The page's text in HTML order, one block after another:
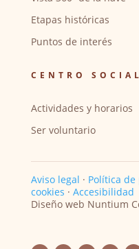
Etapas históricas
Puntos de interés
CENTRO SOCIAL
Actividades y horarios
Ser voluntario
Aviso legal · Política
cookies · Accesibilidad
Diseño web Nuntium